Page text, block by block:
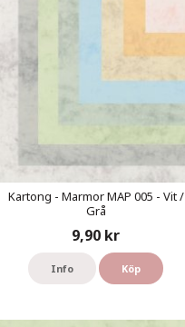
Kartong - Marmor MAP 005 - Vit /
Grå
9,90 kr
Info Köp